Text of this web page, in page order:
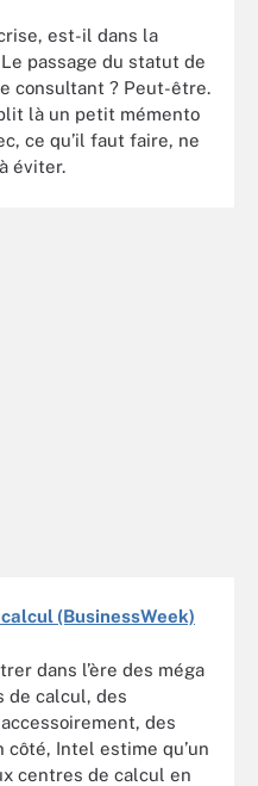
est-il dans la
passage du statut de
consultant ? Peut-être.
là un petit mémento
ce qu’il faut faire, ne
éviter.
(BusinessWeek)
dans l’ère des méga
de calcul, des
des
côté, Intel estime qu’un
centres de calcul en